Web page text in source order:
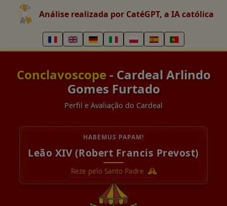
Análise realizada por CatéGPT, a IA católica
Conclavoscope - Cardeal Arlindo
Gomes Furtado
Perfil e Avaliação do Cardeal
HABEMUS PAPAM!
Leão XIV (Robert Francis Prevost)
Reze pelo Santo Padre